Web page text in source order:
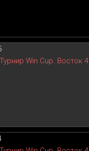
Win Cup. Восток 4